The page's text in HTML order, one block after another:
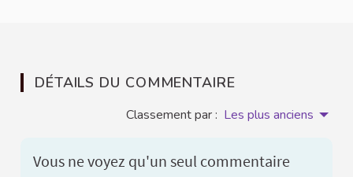
DÉTAILS DU COMMENTAIRE
Classement par : Les plus anciens
Vous ne voyez qu'un seul commentaire